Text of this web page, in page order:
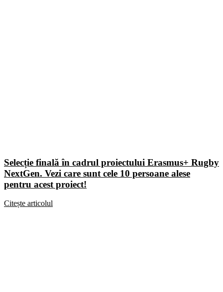
Selecție finală în cadrul proiectului Erasmus+ Rugby
NextGen. Vezi care sunt cele 10 persoane alese
pentru acest proiect!
Citește articolul